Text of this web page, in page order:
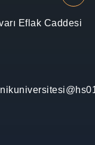
Eflak Caddesi